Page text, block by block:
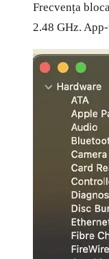
Frecvența
2.48 GHz.